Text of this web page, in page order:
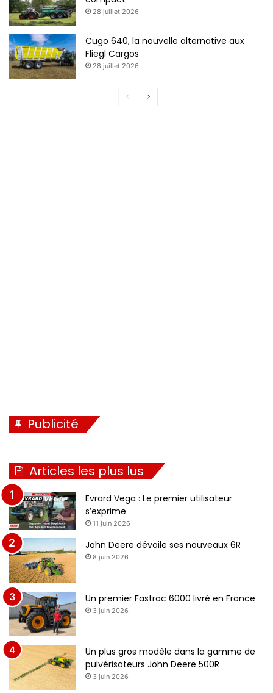
28 juillet 2026
Cugo 640, la nouvelle alternative aux
Fliegl Cargos
28 juillet 2026
Page
Page
Publicité
Articles les plus lus
Evrard Vega : Le premier utilisateur
s’exprime
11 juin 2026
John Deere dévoile ses nouveaux 6R
8 juin 2026
Un premier Fastrac 6000 livré en France
3 juin 2026
Un plus gros modèle dans la gamme de
pulvérisateurs John Deere 500R
3 juin 2026